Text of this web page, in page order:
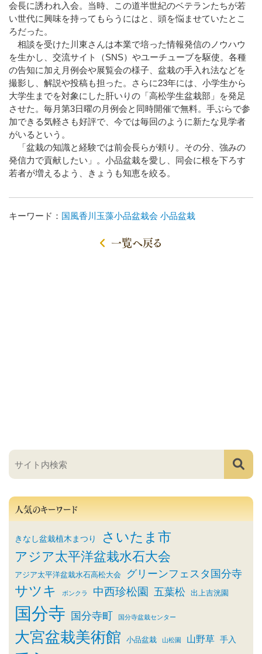
会長に誘われ入会。当時、この道半世紀のベテランたちが若
い世代に興味を持ってもらうにはと、頭を悩ませていたとこ
ろだった。
相談を受けた川東さんは本業で培った情報発信のノウハウ
を生かし、交流サイト（SNS）やユーチューブを駆使。各種
の告知に加え月例会や展覧会の様子、盆栽の手入れ法などを
撮影し、解説や投稿も担った。さらに23年には、小学生から
大学生までを対象にした肝いりの「高松学生盆栽部」を発足
させた。毎月第3日曜の月例会と同時開催で無料。手ぶらで参
加できる気軽さも好評で、今では毎回のように新たな見学者
がいるという。
「盆栽の知識と経験では前会長らが頼り。その分、強みの
発信力で貢献したい」。小品盆栽を愛し、同会に根を下ろす
若者が増えるよう、きょうも知恵を絞る。
キーワード： 国風香川玉藻小品盆栽会 小品盆栽
一覧へ戻る
人気のキーワード
きなし盆栽植木まつり さいたま市
アジア太平洋盆栽水石大会
アジア太平洋盆栽水石高松大会 グリーンフェスタ国分寺
サツキ ボンクラ 中西珍松園 五葉松 出上吉洸園
国分寺 国分寺町 国分寺盆栽センター
大宮盆栽美術館 小品盆栽 山松園 山野草 手入